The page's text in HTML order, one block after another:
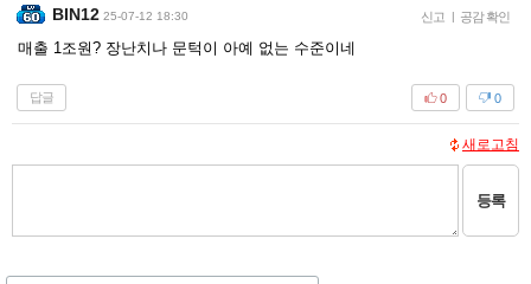
BIN12 25-07-12 18:30 신고 | 공감 확인
매출 1조원? 장난치나 문턱이 아예 없는 수준이네
답글 0
0
새로고침
등록